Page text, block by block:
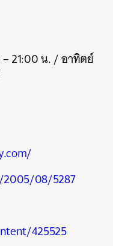
– 21:00 น. /อาทิตย์
08/5287
425525